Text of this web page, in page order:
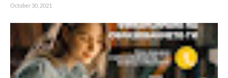
October 30, 2021